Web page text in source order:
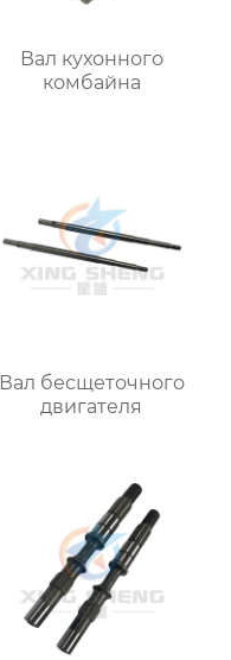
Вал кухонного
комбайна
Вал бесщеточного
двигателя